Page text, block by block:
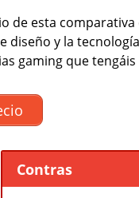
de esta
diseño y la
gaming que tengáis
Contras